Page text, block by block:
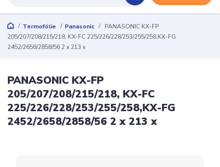
Termofólie Panasonic
PANASONIC KX-FP
205/207/208/215/218, KX-FC 225/226/228/253/255/258,KX-FG
2452/2658/2858/56 2 x 213 x
PANASONIC KX-FP
205/207/208/215/218, KX-FC
225/226/228/253/255/258,KX-FG
2452/2658/2858/56 2 x 213 x